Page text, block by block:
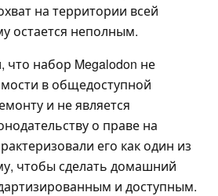
на территории всей
остается неполным.
что набор Megalodon не
в общедоступной
и не является
о праве на
его как один из
чтобы сделать домашний
и доступным.